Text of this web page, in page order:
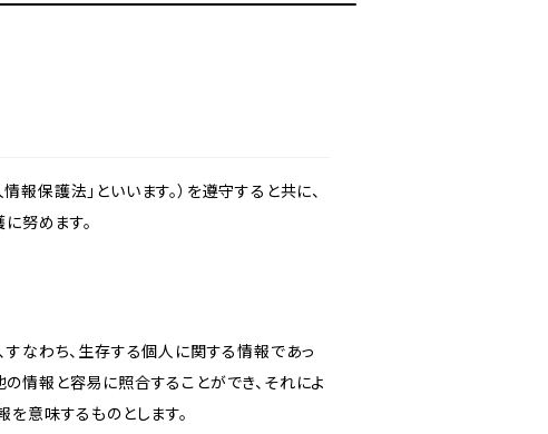
保護法」といいます。）を遵守すると共に、
努めます。
なわち、生存する個人に関する情報であっ
情報と容易に照合することができ、それによ
意味するものとします。